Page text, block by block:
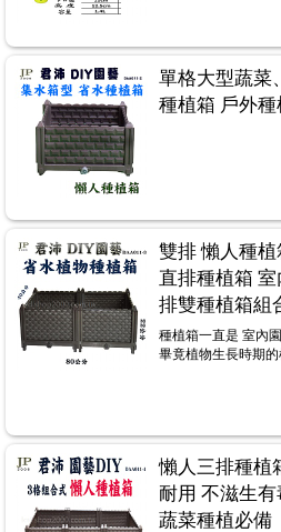
單格大型蔬菜
種植箱 戶外
雙排 懶人種
直排種植箱
排雙種植箱組
種植箱一直是 室內
畢竟植物生長時期的
懶人三排種植
耐用 不滋生
蔬菜種植必備